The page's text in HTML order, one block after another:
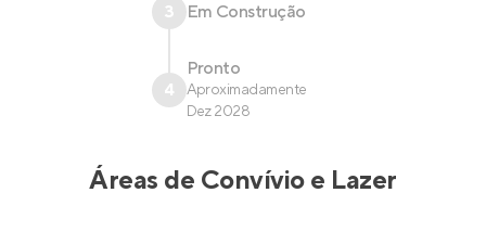
3 Em Construção
4
Pronto
Aproximadamente
Dez 2028
Áreas de Convívio e Lazer